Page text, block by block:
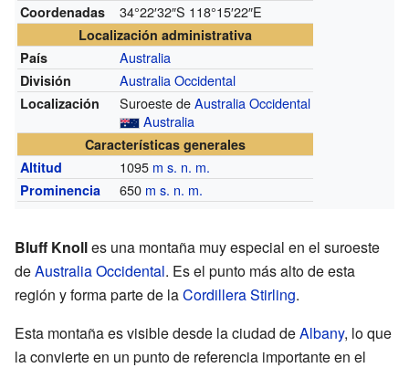
Coordenadas 34°22′32″S 118°15′22″E
Localización administrativa
País
Australia
División Australia Occidental
Localización Suroeste deAustralia Occidental
Australia
Características generales
Altitud
1095 m s. n. m.
Prominencia 650 m s. n. m.
Bluff Knolles una montaña muy especial en el suroeste
deAustralia Occidental. Es el punto más alto de esta
región y forma parte de laCordillera Stirling.
Esta montaña es visible desde la ciudad deAlbany, lo que
la convierte en un punto de referencia importante en el